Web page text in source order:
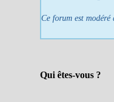
Ce forum est
Qui êtes-vous ?